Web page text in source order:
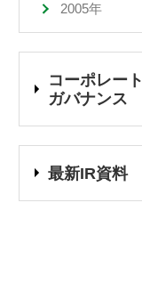
2005年
コーポレート
ガバナンス
最新IR資料